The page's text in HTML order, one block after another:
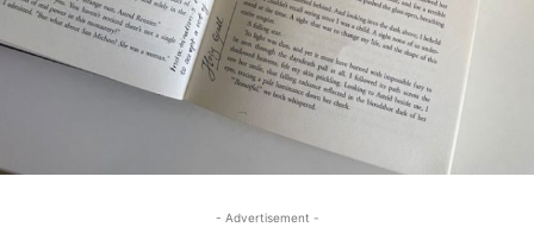
- Advertisement -